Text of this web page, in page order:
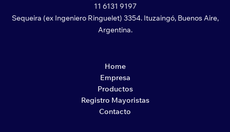
11 6131 9197
Sequeira (ex Ingeniero Ringuelet) 3354. Ituzaingó, Buenos Aire,
Argentina.
Home
Empresa
Productos
Registro Mayoristas
Contacto